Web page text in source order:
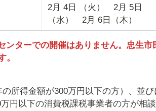
2月 4日 （火） 2月 5日
（水） 2月 6日（木）
ンターでの開催はありません。忠生市
。
所得金額が300万円以下の方）、並
円以下の消費税課税事業者の方が相談